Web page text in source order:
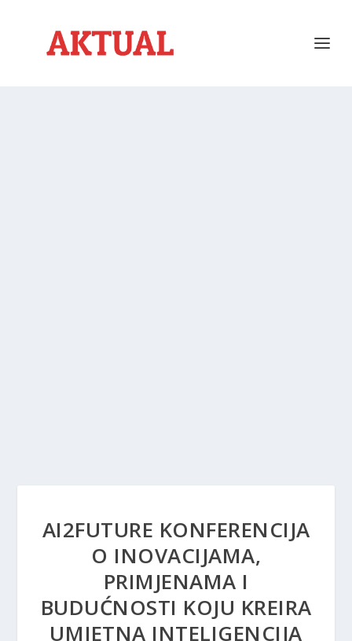
AI2FUTURE KONFERENCIJA
O INOVACIJAMA,
PRIMJENAMA I
BUDUĆNOSTI KOJU KREIRA
UMJETNA INTELIGENCIJA